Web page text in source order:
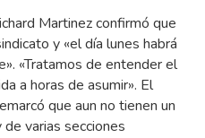
Martinez confirmó que
y «el día lunes habrá
«Tratamos de entender el
a horas de asumir». El
que aun no tienen un
varias secciones